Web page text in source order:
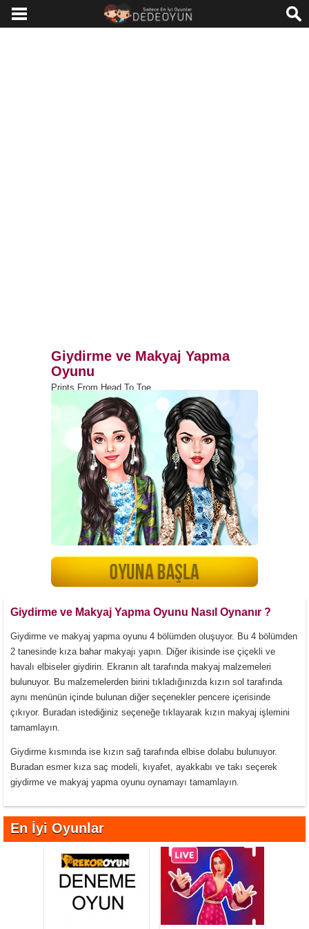
Giydirme ve Makyaj Yapma
Oyunu
Prints From Head To Toe
Giydirme ve Makyaj Yapma Oyunu Nasıl Oynanır ?
Giydirme ve makyaj yapma oyunu 4 bölümden oluşuyor. Bu 4 bölümden
2 tanesinde kıza bahar makyajı yapın. Diğer ikisinde ise çiçekli ve
havalı elbiseler giydirin. Ekranın alt tarafında makyaj malzemeleri
bulunuyor. Bu malzemelerden birini tıkladığınızda kızın sol tarafında
aynı menünün içinde bulunan diğer seçenekler pencere içerisinde
çıkıyor. Buradan istediğiniz seçeneğe tıklayarak kızın makyaj işlemini
tamamlayın.
Giydirme kısmında ise kızın sağ tarafında elbise dolabu bulunuyor.
Buradan esmer kıza saç modeli, kıyafet, ayakkabı ve takı seçerek
giydirme ve makyaj yapma oyunu oynamayı tamamlayın.
En İyi Oyunlar